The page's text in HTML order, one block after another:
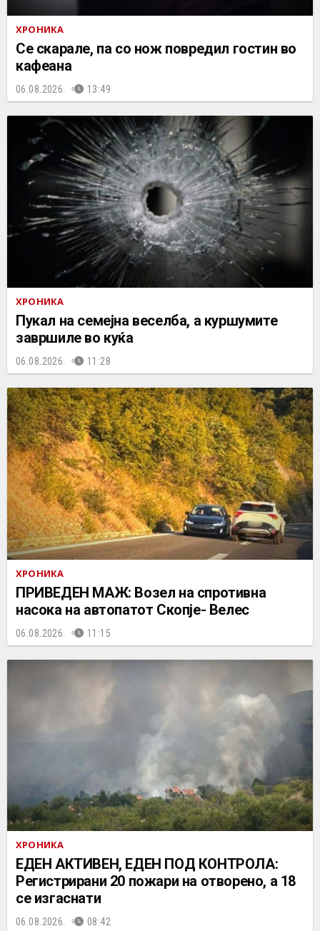
ХРОНИКА
Се скарале, па со нож повредил гостин во
кафеана
06.08.2026. 13:49
ХРОНИКА
Пукал на семејна веселба, а куршумите
завршиле во куќа
06.08.2026. 11:28
ХРОНИКА
ПРИВЕДЕН МАЖ: Возел на спротивна
насока на автопатот Скопје- Велес
06.08.2026. 11:15
ХРОНИКА
ЕДЕН АКТИВЕН, ЕДЕН ПОД КОНТРОЛА:
Регистрирани 20 пожари на отворено, a 18
се изгаснати
06.08.2026. 08:42